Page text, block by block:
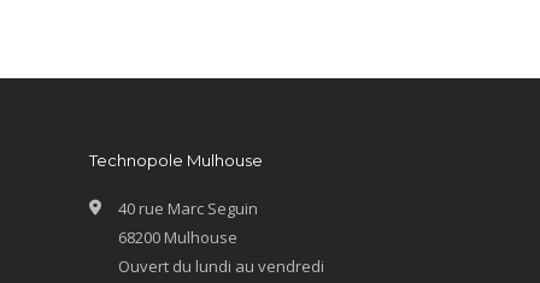
Technopole Mulhouse
40 rue Marc Seguin
68200 Mulhouse
Ouvert du lundi au vendredi